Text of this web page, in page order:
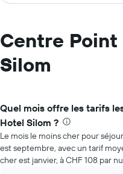
Centre Point
Silom
Quel mois offre les tarifs
Hotel Silom ?
Le mois le moins cher pour
est septembre, avec un tarif
cher est janvier, à CHF 108 par